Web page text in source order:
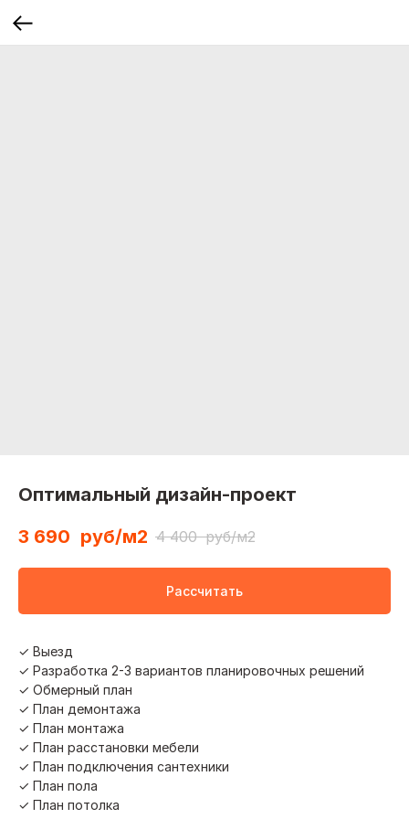
Оптимальный дизайн-проект
3 690 руб/м2 4 400 руб/м2
Рассчитать
✓ Выезд
✓ Разработка 2-3 вариантов планировочных решений
✓ Обмерный план
✓ План демонтажа
✓ План монтажа
✓ План расстановки мебели
✓ План подключения сантехники
✓ План пола
✓ План потолка